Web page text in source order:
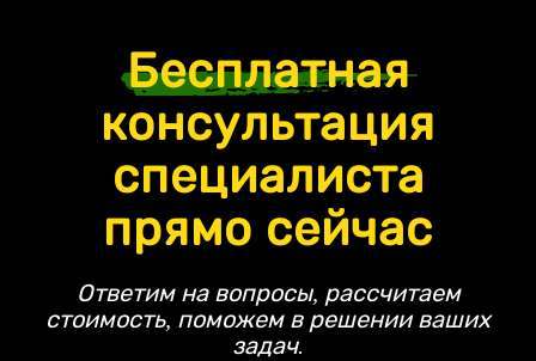
Бесплатная
консультация
специалиста
прямо сейчас
Ответим на вопросы, рассчитаем
стоимость, поможем в решении ваших
задач.